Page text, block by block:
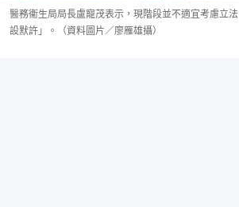
醫務衞生局局長盧寵茂表示，現階段並不適宜考慮立
設默許」。（資料圖片／廖雁雄攝）